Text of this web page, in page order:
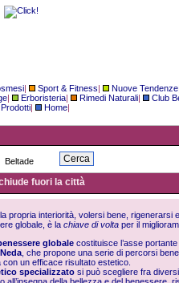
| Sport & Fitness| Nuove Tendenze
| Erboristeria| Rimedi Naturali| Club
Prodotti| Home|
Beltade
fuori la città
propria interiorità, volersi bene, rigenerarsi
globale , è la chiave di volta per il
globale costituisce l’asse portante
, che propone una serie di percorsi
un efficace risultato estetico.
specializzato si può scegliere fra